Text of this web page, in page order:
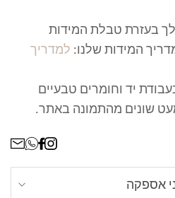
בעזרת טבלת המידות
המידות שלנו: למדריך
יד וחומרים טבעיים
שונים מהתמונה באתר.
אספקה